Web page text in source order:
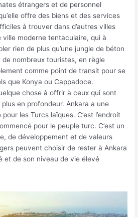
étrangers et de personnel
offre des biens et des services
à trouver dans d’autres villes
moderne tentaculaire, qui à
rien de plus qu’une jungle de béton
nombreux touristes, en règle
comme point de transit pour se
que Konya ou Cappadoce.
chose à offrir à ceux qui sont
en profondeur. Ankara a une
les Turcs laïques. C’est l’endroit
pour le peuple turc. C’est un
de développement et de valeurs
peuvent choisir de rester à Ankara
et de son niveau de vie élevé